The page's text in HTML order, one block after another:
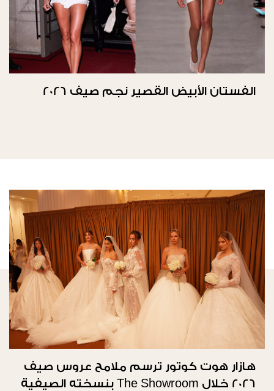
الفستان الأبيض القصير نجم صيف 2026
هازار هوت كوتور ترسم ملامح عروس صيف
2026 خلال The Showroom بنسخته الصيفية